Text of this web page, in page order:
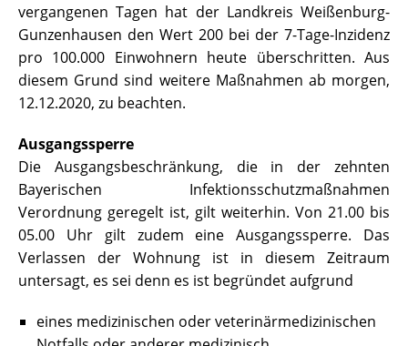
vergangenen Tagen hat der Landkreis Weißenburg-
Gunzenhausen den Wert 200 bei der 7-Tage-Inzidenz
pro 100.000 Einwohnern heute überschritten. Aus
diesem Grund sind weitere Maßnahmen ab morgen,
12.12.2020, zu beachten.
Ausgangssperre
Die Ausgangsbeschränkung, die in der zehnten
Bayerischen Infektionsschutzmaßnahmen
Verordnung geregelt ist, gilt weiterhin. Von 21.00 bis
05.00 Uhr gilt zudem eine Ausgangssperre. Das
Verlassen der Wohnung ist in diesem Zeitraum
untersagt, es sei denn es ist begründet aufgrund
eines medizinischen oder veterinärmedizinischen